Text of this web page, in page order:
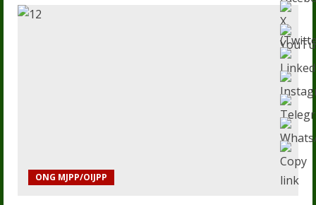
ONG MJPP/OIJPP